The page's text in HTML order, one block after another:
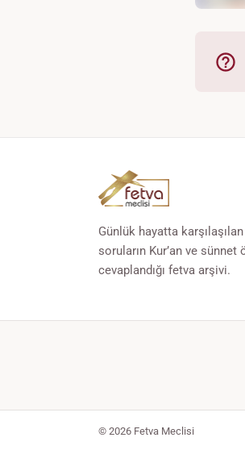
Günlük hayatta
soruların Kur’an ve sünnet
cevaplandığı fetva arşivi.
© 2026 Fetva Meclisi